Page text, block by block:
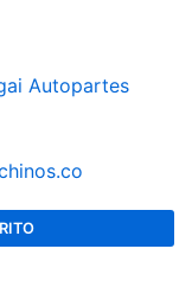
Autopartes